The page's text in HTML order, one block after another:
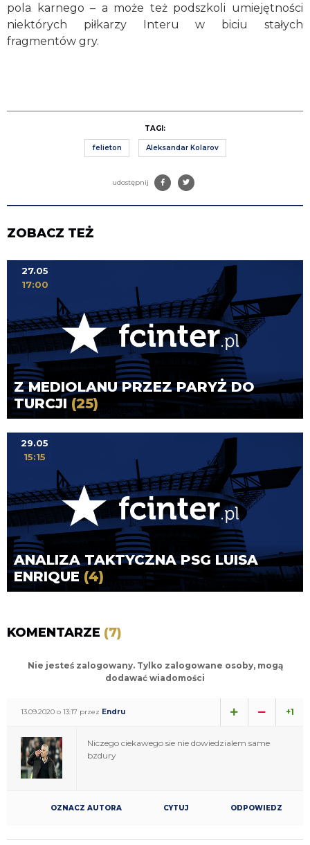
pola karnego – a może też podszkoli umiejętności
niektórych piłkarzy Interu w biciu stałych
fragmentów gry.
TAGI:
felieton Aleksandar Kolarov
udostępnij
ZOBACZ TEŻ
Z MEDIOLANU PRZEZ PARYŻ DO
TURCJI(25)
27.05
17:00
ANALIZA TAKTYCZNA PSG LUISA
ENRIQUE (4)
29.05
15:15
KOMENTARZE (7)
Nie jesteś zalogowany. Tylko zalogowane osoby, mogą
dodawać wiadomości
13.09.2020 o 13:17 przez Endru +1
Niczego ciekawego sie nie dowiedzialem same
bzdury
OZNACZ AUTORA CYTUJ ODPOWIEDZ